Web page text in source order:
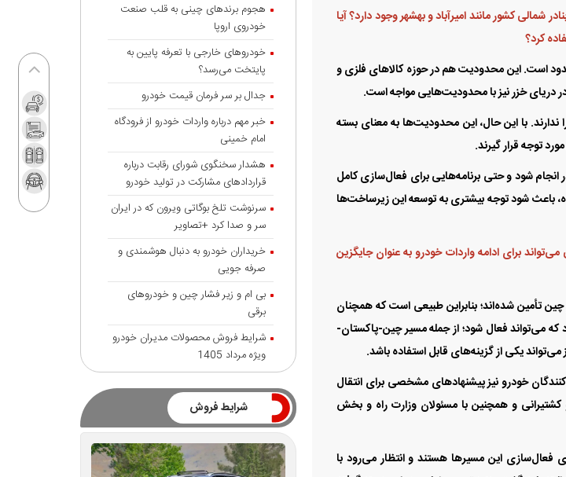
شمالی کشور مانند امیرآباد و بهشهر وجود دارد؟ آیا
کرد؟
است. این محدودیت هم در حوزه کالا‌های فلزی و
دریای خزر نیز با محدودیت‌هایی مواجه است.
تردد در این دریا را ندارند. با این حال، این محدودیت‌ها به معنای بسته
توجه قرار گیرند.
شود و حتی برنامه‌هایی برای فعال‌سازی کامل
باعث شود توجه بیشتری به توسعه این زیرساخت‌ها
برای ادامه واردات خودرو به عنوان جایگزین
وارداتی ما از کشور چین تأمین شده‌اند؛ بنابراین طبیعی است که همچنان
که می‌تواند فعال شود؛ از جمله مسیر چین-پاکستان-
می‌تواند یکی از گزینه‌های قابل استفاده باشد.
خودرو نیز پیشنهاد‌های مشخصی برای انتقال
کشتیرانی و همچنین با مسئولان وزارت راه و بخش
فعال‌سازی این مسیر‌ها هستند و انتظار می‌رود با
هجوم برندهای چینی به قلب صنعت
خودروی اروپا
خودروهای خارجی با تعرفه پایین به
پایتخت می‌رسد؟
جدال بر سر فرمان قیمت خودرو
خبر مهم درباره واردات خودرو از فرودگاه
امام خمینی
هشدار سخنگوی شورای رقابت درباره
قرارداد‌های مشارکت در تولید خودرو
سرنوشت تلخ بوگاتی ویرون که در ایران
سر و صدا کرد +تصاویر
خریداران خودرو به دنبال هوشمندی و
صرفه جویی
بی ام و زیر فشار چین و خودروهای
برقی
شرایط فروش محصولات مدیران خودرو
ویژه مرداد 1405
شرایط فروش